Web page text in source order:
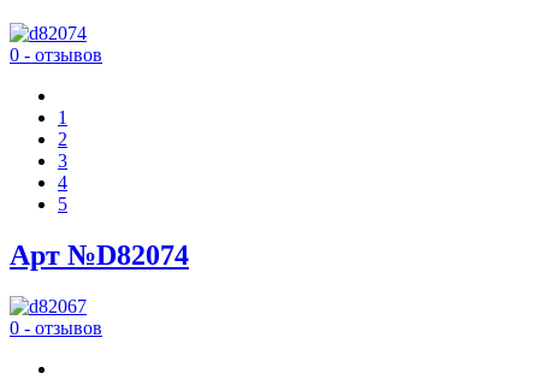
0 - отзывов
1
2
3
4
5
Арт №D82074
0 - отзывов